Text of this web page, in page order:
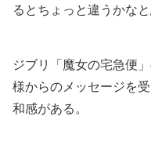
るとちょっと違うかなと
ジブリ「魔女の宅急便
様からのメッセージを
和感がある。